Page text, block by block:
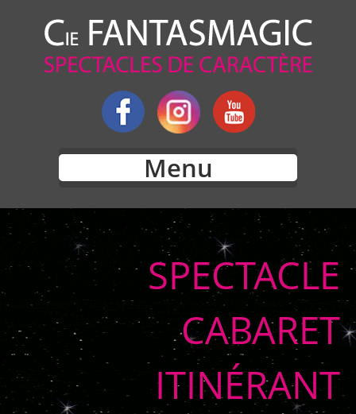
Menu
SPECTACLE
CABARET
ITINÉRANT